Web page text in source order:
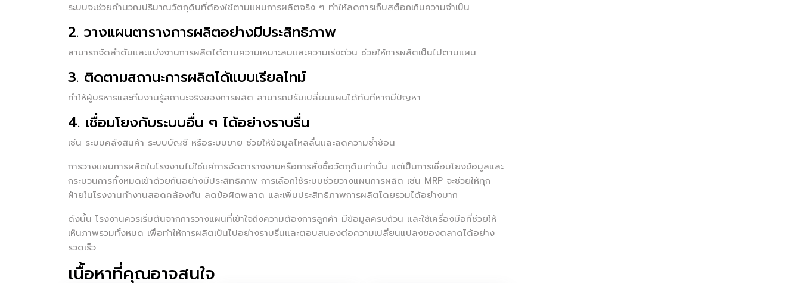
ระบบจะช่วยคำนวณปริมาณวัตถุดิบที่ต้องใช้ตามแผนการผลิตจริง ๆ ทำให้ลดการเก็บสต็อกเกินความจำเป็น
2. วางแผนตารางการผลิตอย่างมีประสิทธิภาพ
สามารถจัดลำดับและแบ่งงานการผลิตได้ตามความเหมาะสมและความเร่งด่วน ช่วยให้การผลิตเป็นไปตามแผน
3. ติดตามสถานะการผลิตได้แบบเรียลไทม์
ทำให้ผู้บริหารและทีมงานรู้สถานะจริงของการผลิต สามารถปรับเปลี่ยนแผนได้ทันทีหากมีปัญหา
4. เชื่อมโยงกับระบบอื่น ๆ ได้อย่างราบรื่น
เช่น ระบบคลังสินค้า ระบบบัญชี หรือระบบขาย ช่วยให้ข้อมูลไหลลื่นและลดความซ้ำซ้อน
การวางแผนการผลิตในโรงงานไม่ใช่แค่การจัดตารางงานหรือการสั่งซื้อวัตถุดิบเท่านั้น แต่เป็นการเชื่อมโยงข้อมูลและ
กระบวนการทั้งหมดเข้าด้วยกันอย่างมีประสิทธิภาพ การเลือกใช้ระบบช่วยวางแผนการผลิต เช่น MRP จะช่วยให้ทุก
ฝ่ายในโรงงานทำงานสอดคล้องกัน ลดข้อผิดพลาด และเพิ่มประสิทธิภาพการผลิตโดยรวมได้อย่างมาก
ดังนั้น โรงงานควรเริ่มต้นจากการวางแผนที่เข้าใจถึงความต้องการลูกค้า มีข้อมูลครบถ้วน และใช้เครื่องมือที่ช่วยให้
เห็นภาพรวมทั้งหมด เพื่อทำให้การผลิตเป็นไปอย่างราบรื่นและตอบสนองต่อความเปลี่ยนแปลงของตลาดได้อย่าง
รวดเร็ว
เนื้อหาที่คุณอาจสนใจ